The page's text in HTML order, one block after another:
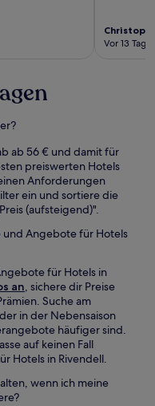
Christoph
Vor 13
ab 56 € und damit für
preiswerten Hotels
Anforderungen
ein und sortiere die
(aufsteigend)".
Angebote für Hotels
für Hotels in
an, sichere dir Preise
Suche am
in der Nebensaison
häufiger sind.
auf keinen Fall
Hotels in Rivendell.
wenn ich meine